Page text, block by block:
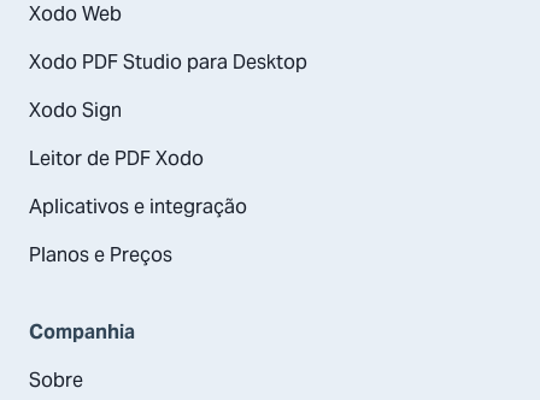
Xodo Web
Xodo PDF Studio para Desktop
Xodo Sign
Leitor de PDF Xodo
Aplicativos e integração
Planos e Preços
Companhia
Sobre